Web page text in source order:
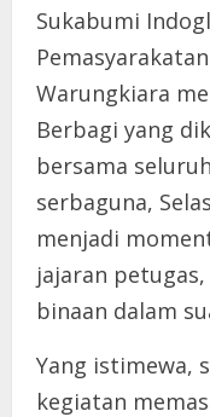
Sukabumi
Warungkiara
Berbagi yang
bersama
serbaguna,
menjadi
jajaran
binaan dalam
Yang istimewa,
kegiatan